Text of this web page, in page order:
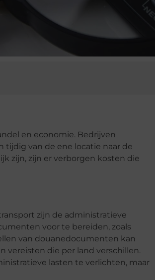
en economie. Bedrijven
van de ene locatie naar de
zijn, zijn er verborgen kosten die
zijn de administratieve
voor te bereiden, zoals
van douanedocumenten kan
vereisten die per land verschillen.
lasten te verlichten, maar